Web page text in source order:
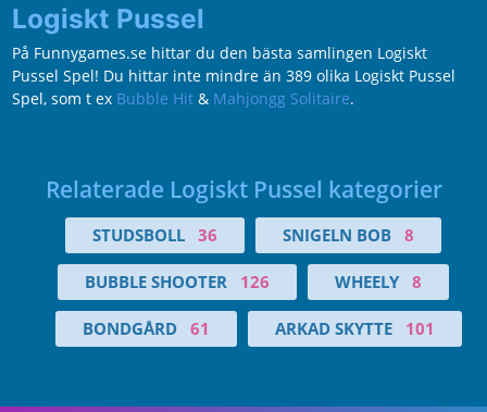
Logiskt Pussel
På Funnygames.se hittar du den bästa samlingen Logiskt
Pussel Spel! Du hittar inte mindre än 389 olika Logiskt Pussel
Spel, som t ex Bubble Hit& Mahjongg Solitaire.
Relaterade Logiskt Pussel kategorier
STUDSBOLL 36 SNIGELN BOB 8
BUBBLE SHOOTER 126 WHEELY 8
BONDGÅRD 61 ARKAD SKYTTE 101